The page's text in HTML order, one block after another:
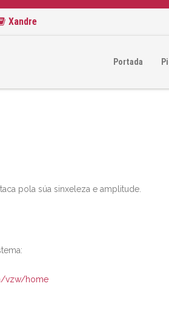
Xandre
Portada
pola súa sinxeleza e amplitude.
vzw/home